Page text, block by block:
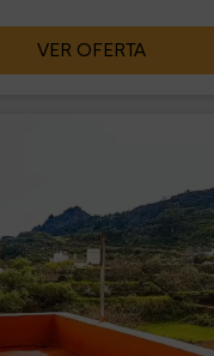
VER OFERTA